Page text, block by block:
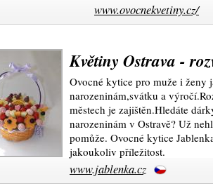
www.ovocnekvetiny.cz/
Květiny Ostrava -
Ovocné kytice pro muže i
narozeninám,svátku a
městech je zajištěn.Hledáte
narozeninám v Ostravě? Už
pomůže. Ovocné kytice
jakoukoliv příležitost.
www.jablenka.cz